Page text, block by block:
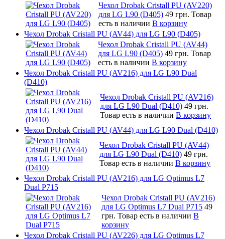
Чехол Drobak Cristall PU (AV220)
для LG L90 (D405) 49 грн. Товар
есть в наличии В корзину
Чехол Drobak Cristall PU (AV44) для LG L90 (D405)
Чехол Drobak Cristall PU (AV44)
для LG L90 (D405) 49 грн. Товар
есть в наличии В корзину
Чехол Drobak Cristall PU (AV216) для LG L90 Dual
(D410)
Чехол Drobak Cristall PU (AV216)
для LG L90 Dual (D410) 49 грн.
Товар есть в наличии В корзину
Чехол Drobak Cristall PU (AV44) для LG L90 Dual (D410)
Чехол Drobak Cristall PU (AV44)
для LG L90 Dual (D410) 49 грн.
Товар есть в наличии В корзину
Чехол Drobak Cristall PU (AV216) для LG Optimus L7
Dual P715
Чехол Drobak Cristall PU (AV216)
для LG Optimus L7 Dual P715 49
грн. Товар есть в наличии В
корзину
Чехол Drobak Cristall PU (AV226) для LG Optimus L7